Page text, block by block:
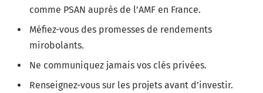
comme PSAN auprès de l’AMF en France.
Méfiez-vous des promesses de rendements
mirobolants.
Ne communiquez jamais vos clés privées.
Renseignez-vous sur les projets avant d’investir.